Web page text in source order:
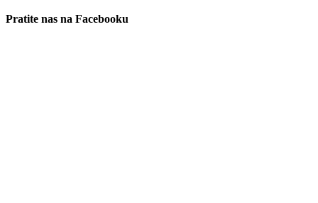
Pratite nas na Facebooku